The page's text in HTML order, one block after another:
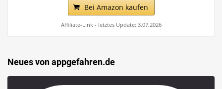
Bei Amazon kaufen
Affiliate-Link - letztes Update: 3.07.2026
Neues von appgefahren.de